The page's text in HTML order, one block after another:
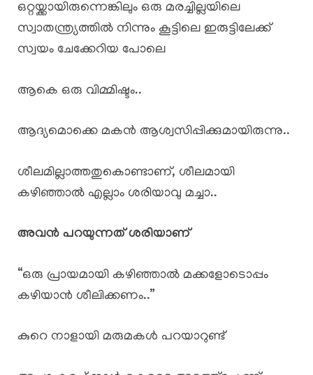
ഒറ്റയ്ക്കായിരുന്നെങ്കിലും ഒരു മരച്ചില്ലയിലെ
സ്വാതന്ത്ര്യത്തിൽ നിന്നും കൂട്ടിലെ ഇരുട്ടിലേക്ക്
സ്വയം ചേക്കേറിയ പോലെ
ആകെ ഒരു വിമ്മിഷ്ടം..
ആദ്യമൊക്കെ മകൻ ആശ്വസിപ്പിക്കുമായിരുന്നു..
ശീലമില്ലാത്തതുകൊണ്ടാണ്, ശീലമായി
കഴിഞ്ഞാൽ എല്ലാം ശരിയാവു മച്ചാ..
അവൻ പറയുന്നത് ശരിയാണ്
“ഒരു പ്രായമായി കഴിഞ്ഞാൽ മക്കളോടൊപ്പം
കഴിയാൻ ശീലിക്കണം..”
കുറെ നാളായി മരുമകൾ പറയാറുണ്ട്